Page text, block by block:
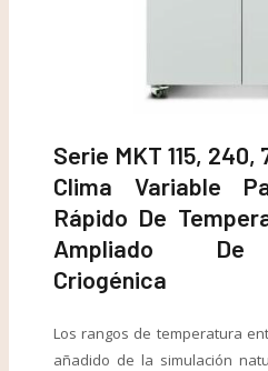
Serie MKT 115, 240,
Clima Variable
Rápido De
Ampliado De
Criogénica
Los rangos de temperatura
añadido de la simulación